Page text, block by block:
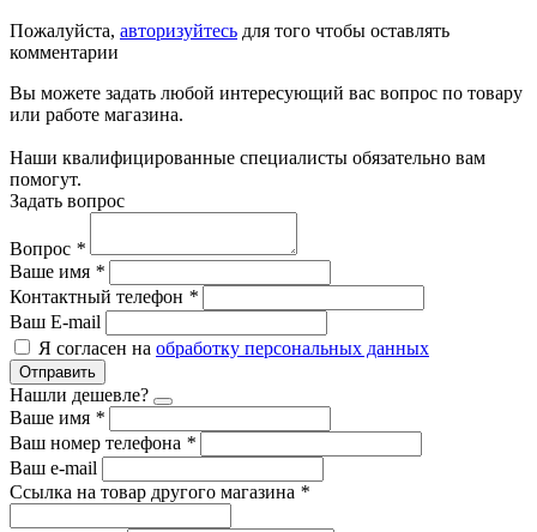
Пожалуйста, авторизуйтесь для того чтобы оставлять
комментарии
Вы можете задать любой интересующий вас вопрос по товару
или работе магазина.
Наши квалифицированные специалисты обязательно вам
помогут.
Задать вопрос
Вопрос *
Ваше имя *
Контактный телефон *
Ваш E-mail
Я согласен на обработку персональных данных
Отправить
Нашли дешевле?
Ваше имя *
Ваш номер телефона *
Ваш e-mail
Ссылка на товар другого магазина *